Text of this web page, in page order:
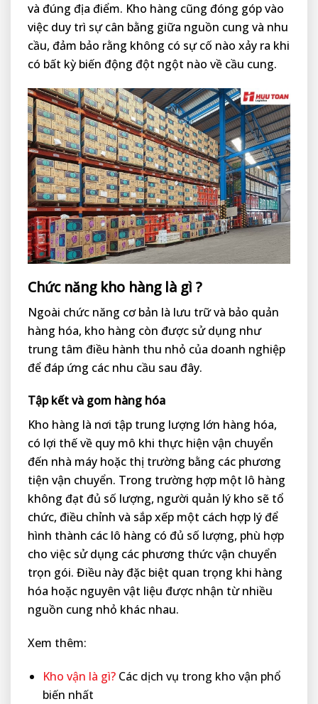
và đúng địa điểm. Kho hàng cũng đóng góp vào
việc duy trì sự cân bằng giữa nguồn cung và nhu
cầu, đảm bảo rằng không có sự cố nào xảy ra khi
có bất kỳ biến động đột ngột nào về cầu cung.
Chức năng kho hàng là gì ?
Ngoài chức năng cơ bản là lưu trữ và bảo quản
hàng hóa, kho hàng còn được sử dụng như
trung tâm điều hành thu nhỏ của doanh nghiệp
để đáp ứng các nhu cầu sau đây.
Tập kết và gom hàng hóa
Kho hàng là nơi tập trung lượng lớn hàng hóa,
có lợi thế về quy mô khi thực hiện vận chuyển
đến nhà máy hoặc thị trường bằng các phương
tiện vận chuyển. Trong trường hợp một lô hàng
không đạt đủ số lượng, người quản lý kho sẽ tổ
chức, điều chỉnh và sắp xếp một cách hợp lý để
hình thành các lô hàng có đủ số lượng, phù hợp
cho việc sử dụng các phương thức vận chuyển
trọn gói. Điều này đặc biệt quan trọng khi hàng
hóa hoặc nguyên vật liệu được nhận từ nhiều
nguồn cung nhỏ khác nhau.
Xem thêm:
Kho vận là gì?Các dịch vụ trong kho vận phổ
biến nhất